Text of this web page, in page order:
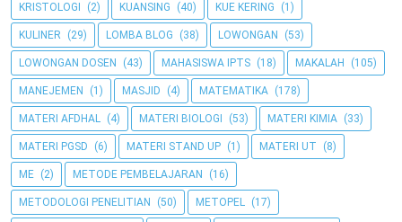
KRISTOLOGI (2) KUANSING (40) KUE KERING (1)
KULINER (29) LOMBA BLOG (38) LOWONGAN (53)
LOWONGAN DOSEN (43) MAHASISWA IPTS (18) MAKALAH (105)
MANEJEMEN (1) MASJID (4) MATEMATIKA (178)
MATERI AFDHAL (4) MATERI BIOLOGI (53) MATERI KIMIA (33)
MATERI PGSD (6) MATERI STAND UP (1) MATERI UT (8)
ME (2) METODE PEMBELAJARAN (16)
METODOLOGI PENELITIAN (50) METOPEL (17)